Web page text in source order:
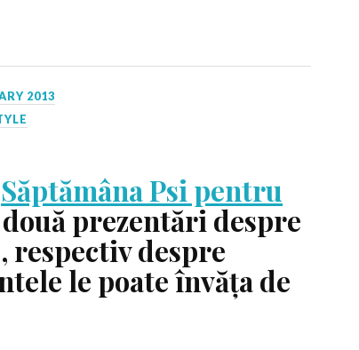
2013
Săptămâna Psi pentru
prezentări despre
despre
le poate învăța de